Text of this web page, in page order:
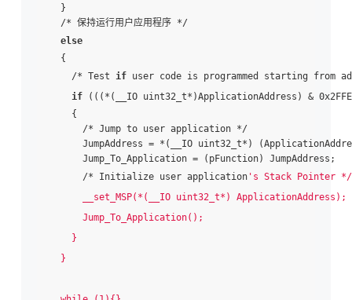
}
/* 保持运行用户应用程序 */
else
{
/* Test if user code is programmed starting from
if (((*(__IO uint32_t*)ApplicationAddress) &
{
/* Jump to user application */
JumpAddress = *(__IO uint32_t*)
Jump_To_Application = (pFunction) JumpAddress;
/* Initialize user application's Stack Pointer */
__set_MSP(*(__IO uint32_t*) ApplicationAddress);
Jump_To_Application();
}
}